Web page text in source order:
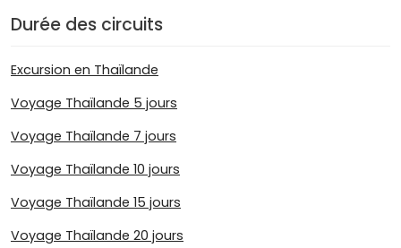
Durée des circuits
Excursion en Thaïlande
Voyage Thaïlande 5 jours
Voyage Thaïlande 7 jours
Voyage Thaïlande 10 jours
Voyage Thaïlande 15 jours
Voyage Thaïlande 20 jours